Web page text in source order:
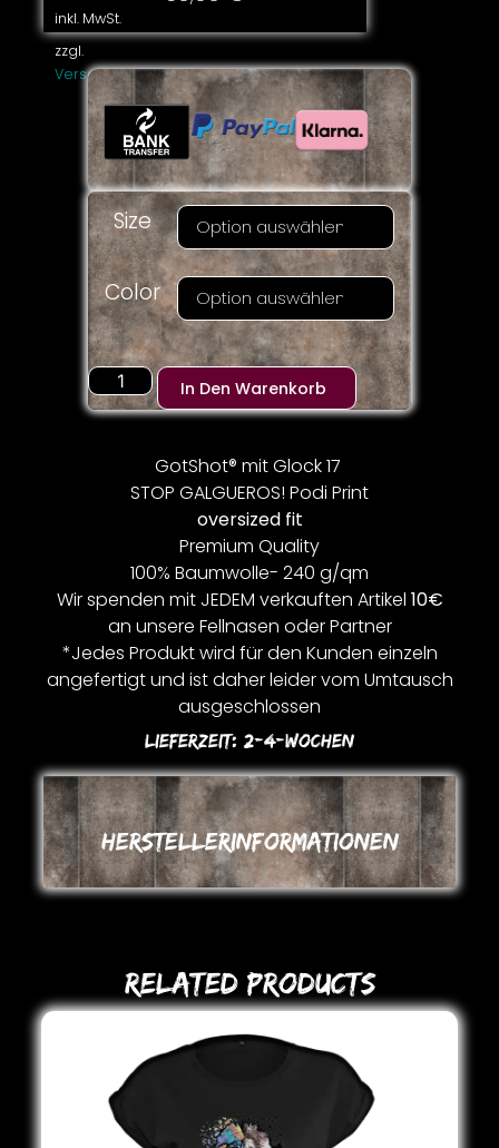
inkl. MwSt.
zzgl.
Versandkosten
Size
Color
In Den Warenkorb
GotShot® mit Glock 17
STOP GALGUEROS! Podi Print
oversized fit
Premium Quality
100% Baumwolle- 240 g/qm
Wir spenden mit JEDEM verkauften Artikel 10€
an unsere Fellnasen oder Partner
*Jedes Produkt wird für den Kunden einzeln
angefertigt und ist daher leider vom Umtausch
ausgeschlossen
Lieferzeit: 2-4-Wochen
Herstellerinformationen
Related Products